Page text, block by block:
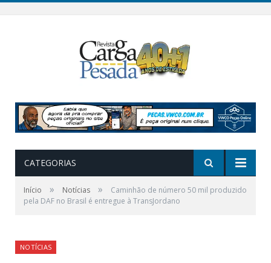
CATEGORIAS
Início » Notícias »
Caminhão de número 50 mil produzido
pela DAF no Brasil é entregue à TransJordano
NOTÍCIAS